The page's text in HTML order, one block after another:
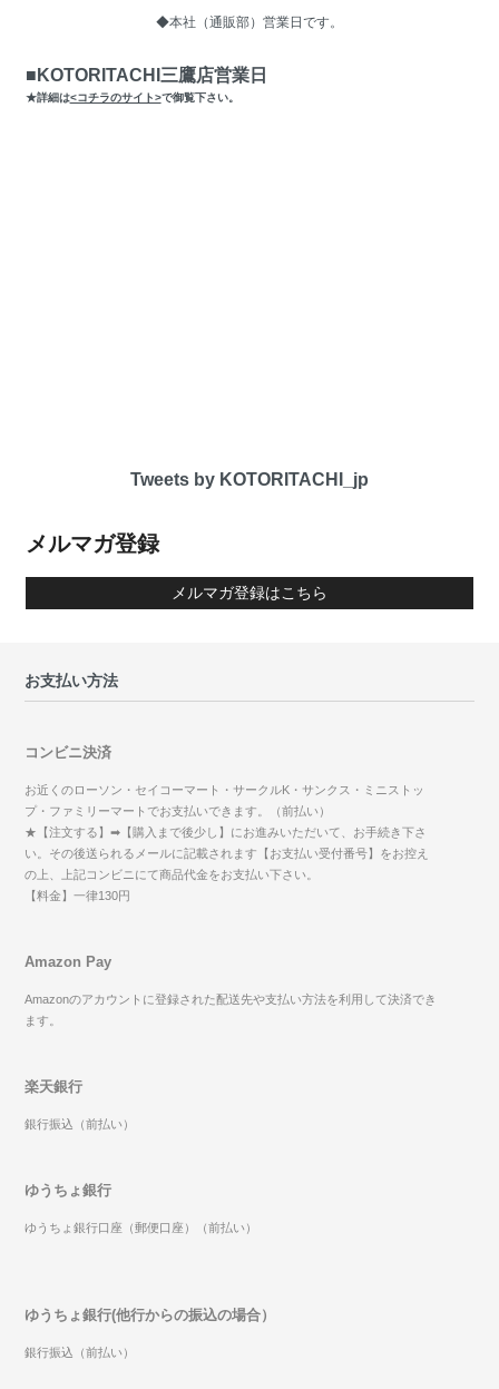
◆本社（通販部）営業日です。
■KOTORITACHI三鷹店営業日
★詳細は<コチラのサイト>で御覧下さい。
Tweets by KOTORITACHI_jp
メルマガ登録
メルマガ登録はこちら
お支払い方法
コンビニ決済
お近くのローソン・セイコーマート・サークルK・サンクス・ミニストッ
プ・ファミリーマートでお支払いできます。（前払い）
★【注文する】➡【購入まで後少し】にお進みいただいて、お手続き下さ
い。その後送られるメールに記載されます【お支払い受付番号】をお控え
の上、上記コンビニにて商品代金をお支払い下さい。
【料金】一律130円
Amazon Pay
Amazonのアカウントに登録された配送先や支払い方法を利用して決済でき
ます。
楽天銀行
銀行振込（前払い）
ゆうちょ銀行
ゆうちょ銀行口座（郵便口座）（前払い）
ゆうちょ銀行(他行からの振込の場合）
銀行振込（前払い）